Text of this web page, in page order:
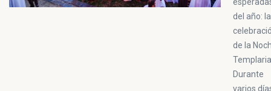
del año: la
de la
Durante
varios